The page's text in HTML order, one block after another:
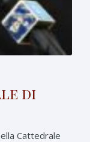
di
Cattedrale